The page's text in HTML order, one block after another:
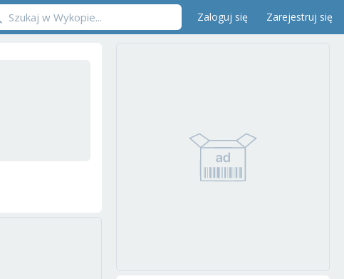
Zaloguj się Zarejestruj się